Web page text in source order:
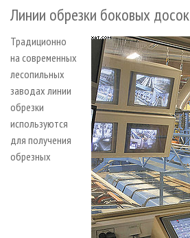
Линии обрезки боковых досок
Традиционно
на современных
лесопильных
заводах линии
обрезки
используются
для получения
обрезных